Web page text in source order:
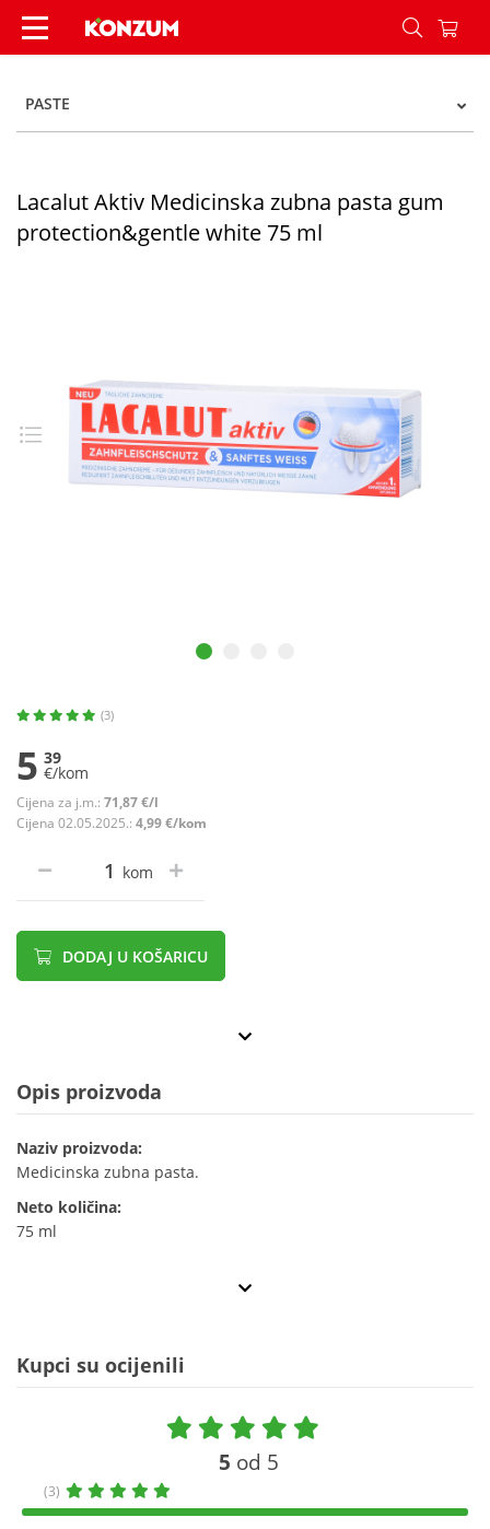
Lacalut Aktiv Medicinska zubna pasta gum
PASTE
Lacalut Aktiv Medicinska zubna pasta gum
protection&gentle white 75 ml
(3)
5 39
€/kom
Cijena za j.m.: 71,87 €/l
Cijena 02.05.2025.: 4,99 €/kom
kom
DODAJ U KOŠARICU
Opis proizvoda
Naziv proizvoda:
Medicinska zubna pasta.
Neto količina:
75 ml
Kupci su ocijenili
5 od 5
(3)